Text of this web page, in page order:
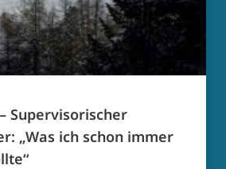
Supervisorischer
„Was ich schon immer